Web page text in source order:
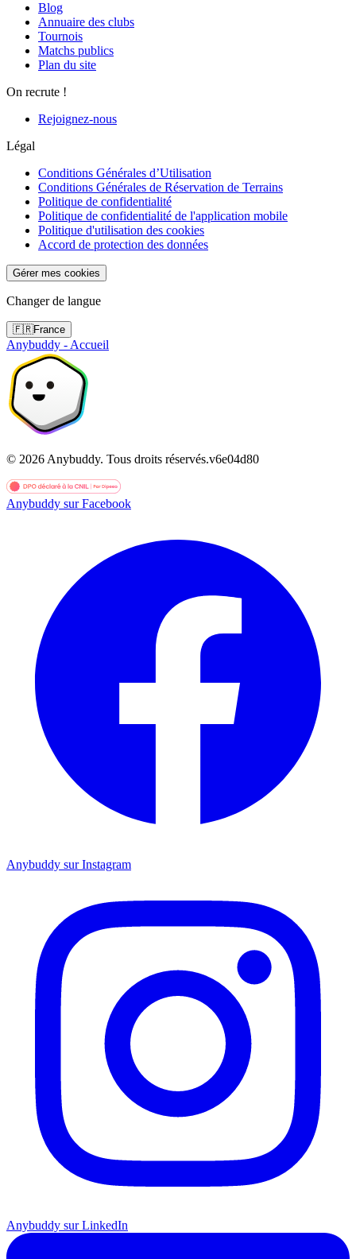
Blog
Annuaire des clubs
Tournois
Matchs publics
Plan du site
On recrute !
Rejoignez-nous
Légal
Conditions Générales d’Utilisation
Conditions Générales de Réservation de Terrains
Politique de confidentialité
Politique de confidentialité de l'application mobile
Politique d'utilisation des cookies
Accord de protection des données
Gérer mes cookies
Changer de langue
🇫🇷France
Anybuddy - Accueil
© 2026 Anybuddy. Tous droits réservés.v6e04d80
Anybuddy sur Facebook
Anybuddy sur Instagram
Anybuddy sur LinkedIn